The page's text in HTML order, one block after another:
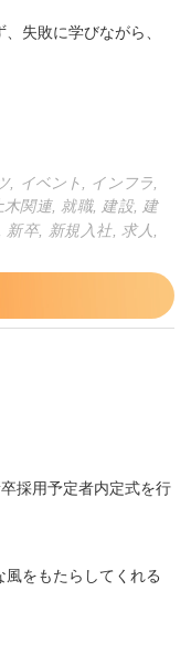
失敗に学びながら、
まる歓迎の言葉が述
を込めて抱負を述べ
会場全体が新しい風に
, イベント, インフラ,
木関連,就職, 建設, 建
新卒, 新規入社, 求人
採用予定者内定式を行
をもたらしてくれる
書が渡されました。